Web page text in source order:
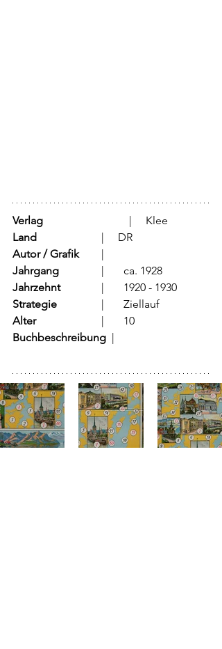
Verlag
			  |     Klee
Land
			  |     DR
Autor / Grafik
Jahrgang
		  |	ca. 1928
Jahrzehnt
		  |	1920 - 1930
Strategie
Alter
			  |	10
Buchbeschreibung